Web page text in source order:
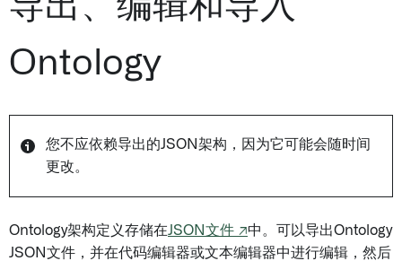
Ontology
您不应依赖导出的JSON架构，因为它可能会随时间
更改。
Ontology架构定义存储在JSON文件 ↗中。可以导出Ontology
JSON文件，并在代码编辑器或文本编辑器中进行编辑，然后